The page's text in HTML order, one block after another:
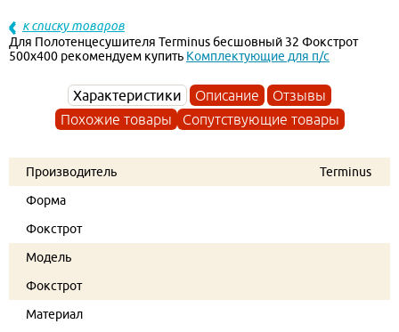
к списку товаров
Для Полотенцесушителя Terminus бесшовный 32 Фокстрот
500х400 рекомендуем купить Комплектующие для п/с
Характеристики Описание
Отзывы
Похожие товары
Сопутствующие товары
Производитель
Terminus
Форма
Фокстрот
Модель
Фокстрот
Материал